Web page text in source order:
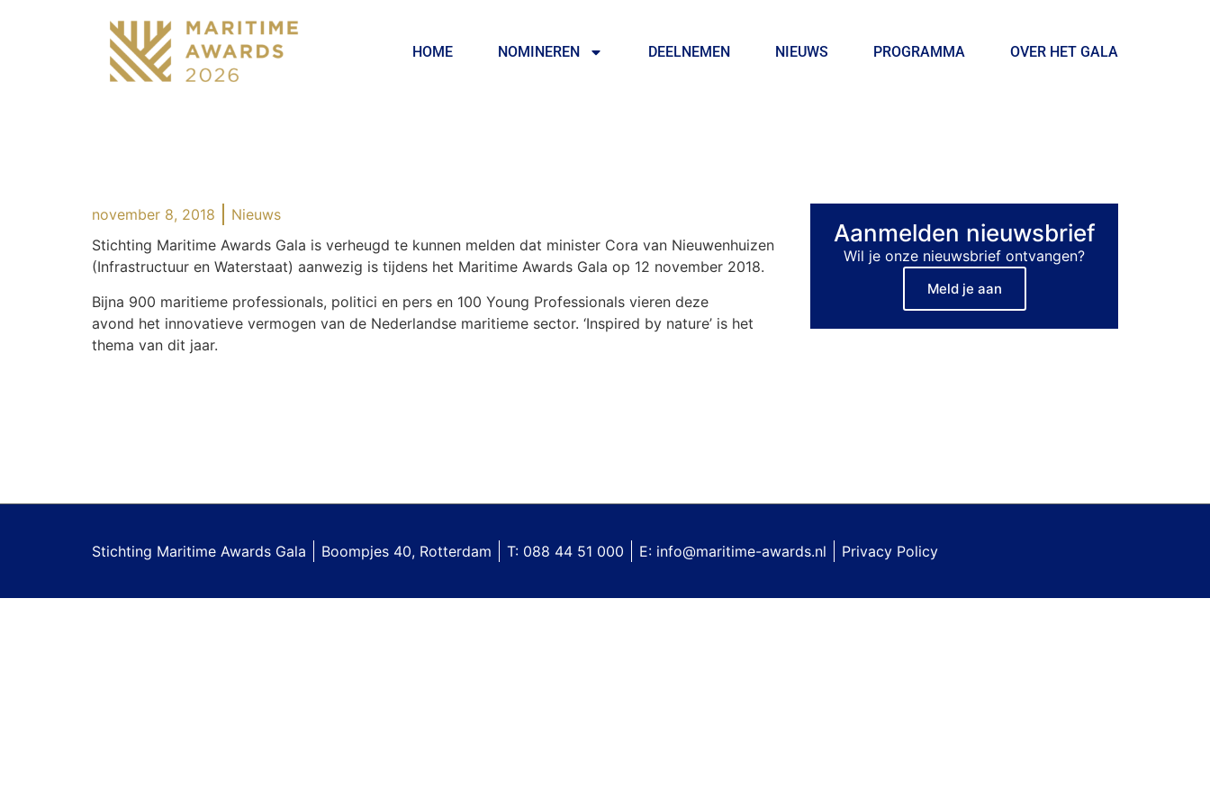
HOME NOMINEREN DEELNEMEN NIEUWS PROGRAMMA OVER HET GALA
november 8, 2018
Nieuws
Stichting Maritime Awards Gala is verheugd te kunnen melden dat minister Cora van Nieuwenhuizen
(Infrastructuur en Waterstaat) aanwezig is tijdens het Maritime Awards Gala op 12 november 2018.
Bijna 900 maritieme professionals, politici en pers en 100 Young Professionals vieren deze
avond het innovatieve vermogen van de Nederlandse maritieme sector. ‘Inspired by nature’ is het
thema van dit jaar.
Aanmelden nieuwsbrief
Wil je onze nieuwsbrief ontvangen?
Meld je aan
Stichting Maritime Awards Gala Boompjes 40, Rotterdam T: 088 44 51 000 E: info@maritime-awards.nl Privacy Policy